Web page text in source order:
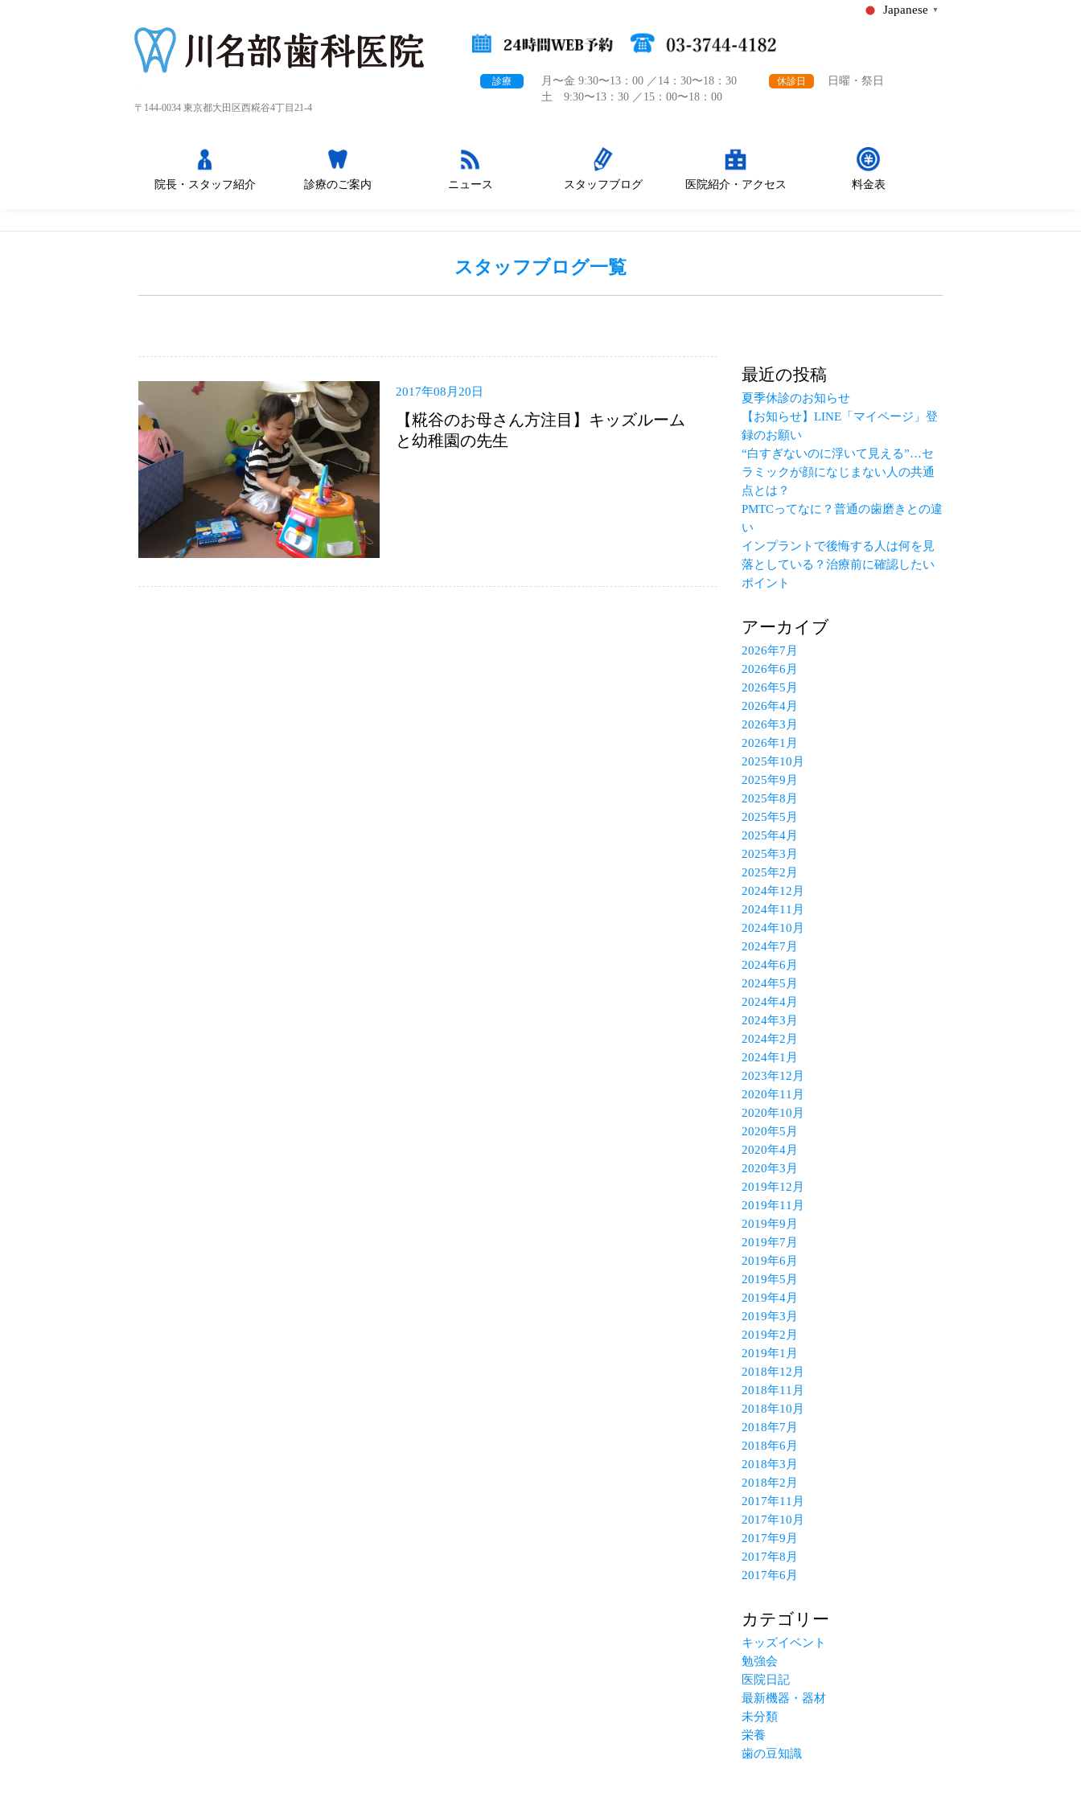
Japanese ▼
〒144-0034 東京都大田区西糀谷4丁目21-4
診療
月〜金 9:30〜13：00 ／14：30〜18：30
土 9:30〜13：30 ／15：00〜18：00
休診日 日曜・祭日
院長・スタッフ紹介 診療のご案内 ニュース スタッフブログ 医院紹介・アクセス 料金表
スタッフブログ一覧
2017年08月20日
【糀谷のお母さん方注目】キッズルーム
と幼稚園の先生
最近の投稿
夏季休診のお知らせ
【お知らせ】LINE「マイページ」登
録のお願い
“白すぎないのに浮いて見える”…セ
ラミックが顔になじまない人の共通
点とは？
PMTCってなに？普通の歯磨きとの違
い
インプラントで後悔する人は何を見
落としている？治療前に確認したい
ポイント
アーカイブ
2026年7月
2026年6月
2026年5月
2026年4月
2026年3月
2026年1月
2025年10月
2025年9月
2025年8月
2025年5月
2025年4月
2025年3月
2025年2月
2024年12月
2024年11月
2024年10月
2024年7月
2024年6月
2024年5月
2024年4月
2024年3月
2024年2月
2024年1月
2023年12月
2020年11月
2020年10月
2020年5月
2020年4月
2020年3月
2019年12月
2019年11月
2019年9月
2019年7月
2019年6月
2019年5月
2019年4月
2019年3月
2019年2月
2019年1月
2018年12月
2018年11月
2018年10月
2018年7月
2018年6月
2018年3月
2018年2月
2017年11月
2017年10月
2017年9月
2017年8月
2017年6月
カテゴリー
キッズイベント
勉強会
医院日記
最新機器・器材
未分類
栄養
歯の豆知識